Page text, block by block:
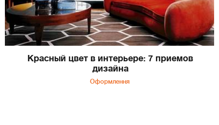
Красный цвет в интерьере: 7 приемов
дизайна
Оформлення